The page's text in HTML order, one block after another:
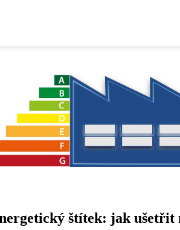
štítek: jak ušetřit